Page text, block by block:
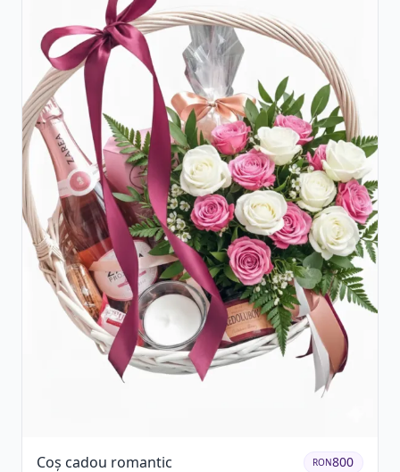
Coș cadou romantic RON800